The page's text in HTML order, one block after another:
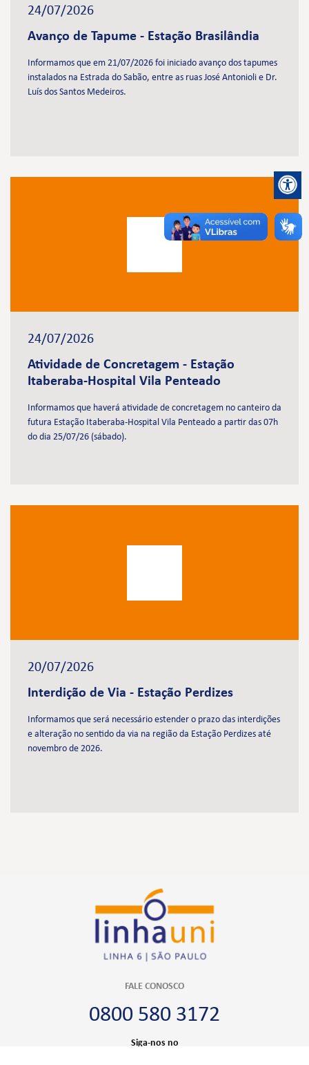
24/07/2026
Avanço de Tapume - Estação Brasilândia
Informamos que em 21/07/2026 foi iniciado avanço dos tapumes
instalados na Estrada do Sabão, entre as ruas José Antonioli e Dr.
Luís dos Santos Medeiros.
24/07/2026
Atividade de Concretagem - Estação
Itaberaba-Hospital Vila Penteado
Informamos que haverá atividade de concretagem no canteiro da
futura Estação Itaberaba-Hospital Vila Penteado a partir das 07h
do dia 25/07/26 (sábado).
20/07/2026
Interdição de Via - Estação Perdizes
Informamos que será necessário estender o prazo das interdições
e alteração no sentido da via na região da Estação Perdizes até
novembro de 2026.
FALE CONOSCO
0800 580 3172
Siga-nos no